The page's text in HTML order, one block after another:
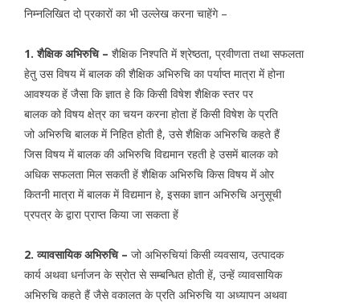
निम्नलिखित दो प्रकारों का भी उल्लेख करना चाहेंगे –
1. शैक्षिक अभिरुचि – शैक्षिक निश्पति में श्रेष्ठता, प्रवीणता तथा सफलता
हेतु उस विषय में बालक की शैक्षिक अभिरुचि का पर्याप्त मात्रा में होना
आवश्यक हें जैसा कि ज्ञात हे कि किसी विषेश शैक्षिक स्तर पर
बालक को विषय क्षेत्र का चयन करना होता हें किसी विषेश के प्रति
जो अभिरुचि बालक में निहित होती है, उसे शैक्षिक अभिरुचि कहते हैं
जिस विषय में बालक की अभिरुचि विद्यमान रहती हे उसमें बालक को
अधिक सफलता मिल सकती हें शैक्षिक अभिरुचि किस विषय में ओर
कितनी मात्रा में बालक में विद्यमान हे, इसका ज्ञान अभिरुचि अनुसूची
प्रपत्र के द्वारा प्राप्त किया जा सकता हें
2. व्यावसायिक अभिरुचि – जो अभिरुचियां किसी व्यवसाय, उत्पादक
कार्य अथवा धर्नाजन के स्रोत से सम्बन्धित होती हें, उन्हें व्यावसायिक
अभिरुचि कहते हैं जैसे वकालत के प्रति अभिरुचि या अध्यापन अथवा